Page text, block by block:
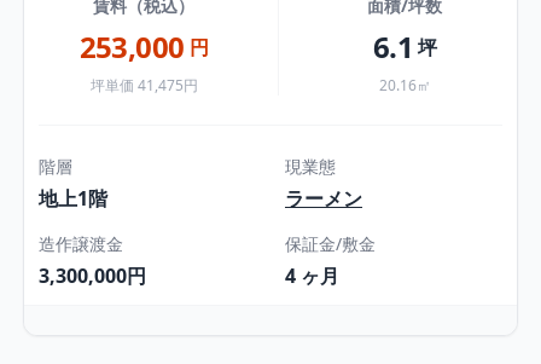
賃料（税込）
253,000 円
坪単価 41,475円
面積/坪数
6.1 坪
20.16㎡
階層
地上1階
現業態
ラーメン
造作譲渡金
3,300,000円
保証金/敷金
4 ヶ月